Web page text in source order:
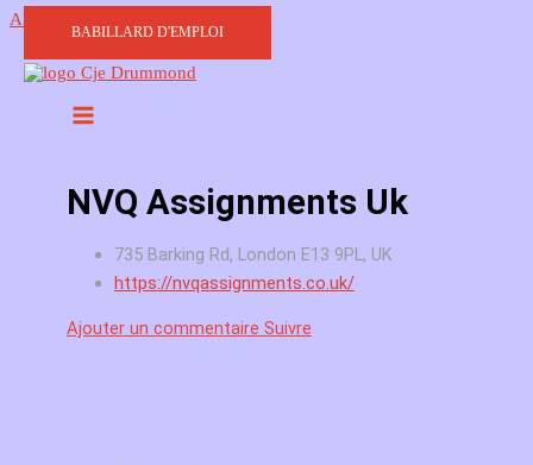
Aller au contenu
BABILLARD D'EMPLOI
NVQ Assignments Uk
735 Barking Rd, London E13 9PL, UK
https://nvqassignments.co.uk/
Ajouter un commentaire Suivre